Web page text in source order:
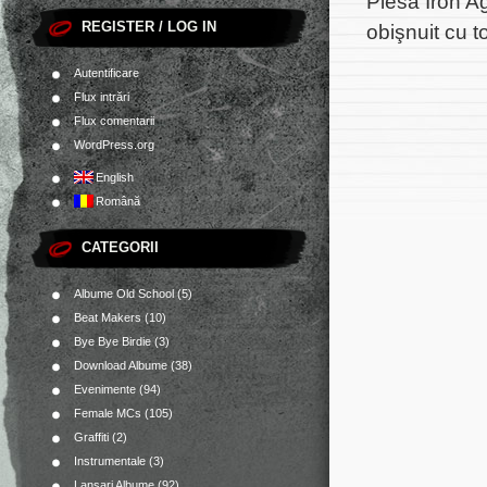
REGISTER / LOG IN
Autentificare
Flux intrări
Flux comentarii
WordPress.org
English
Română
CATEGORII
Albume Old School(5)
Beat Makers(10)
Bye Bye Birdie(3)
Download Albume (38)
Evenimente (94)
Female MCs (105)
Graffiti (2)
Instrumentale (3)
obişnuit cu